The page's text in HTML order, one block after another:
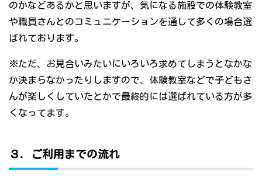
のかなどあるかと思いますが、気になる施設での体験教室
や職員さんとのコミュニケーションを通して多くの場合選
ばれております。
※ただ、お見合いみたいにいろいろ求めてしまうとなかな
か決まらなかったりしますので、体験教室などで子どもさ
んが楽しくしていたとかで最終的には選ばれている方が多
くなってます。
３．ご利用までの流れ